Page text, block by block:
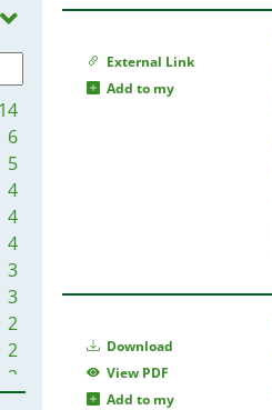
6
5
4
4
4
3
3
2
2
2
External Link
Add to my
Download
View PDF
Add to my